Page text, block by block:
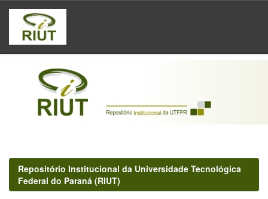
Skip
navigation
Repositório Institucional da Universidade Tecnológica
Federal do Paraná (RIUT)